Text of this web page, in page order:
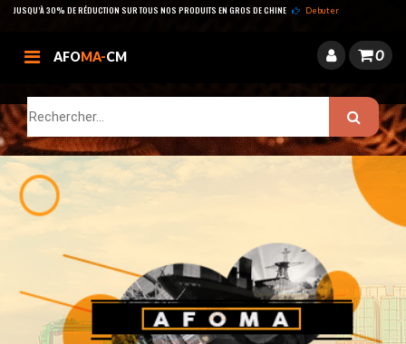
JUSQU’À 30% DE RÉDUCTION SUR TOUS NOS PRODUITS EN GROS DE CHINE Debuter
AFOMA-CM 0